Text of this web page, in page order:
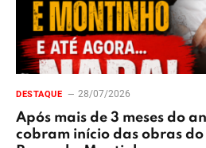
DESTAQUE 28/07/2026
Após mais de 3 meses do
cobram início das obras